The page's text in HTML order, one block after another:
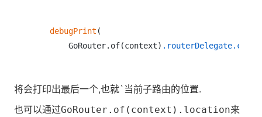
debugPrint (
        GoRouter.of(context)
.routerDelegate
将会打印出最后一个,也就`当前子路由的位置.
也可以通过GoRouter.of(context).location来